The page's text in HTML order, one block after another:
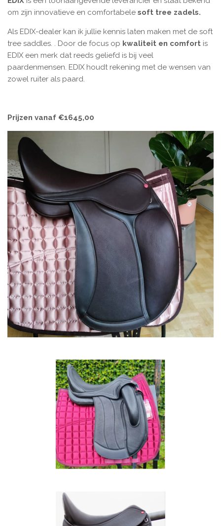
om zijn innovatieve en comfortabele soft tree zadels.
Als EDIX-dealer kan ik jullie kennis laten maken met de soft
tree saddles. . Door de focus op kwaliteit en comfort is
EDIX een merk dat reeds geliefd is bij veel
paardenmensen. EDIX houdt rekening met de wensen van
zowel ruiter als paard.
Prijzen vanaf €1645,00